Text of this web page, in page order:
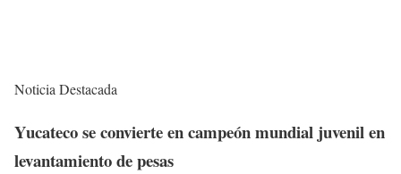
Noticia Destacada
Yucateco se convierte en campeón mundial juvenil en
levantamiento de pesas